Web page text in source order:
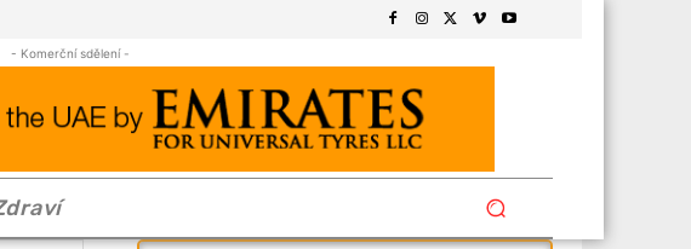
- Komerční sdělení -